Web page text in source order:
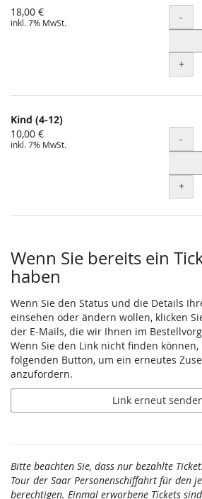
18,00 €
inkl. 7% MwSt. -
+
Kind (4-12)
10,00 €
inkl. 7% MwSt. -
+
Wenn Sie bereits ein
haben
Wenn Sie den Status und die Details
einsehen oder ändern wollen, klicken
der E-Mails, die wir Ihnen im
Wenn Sie den Link nicht finden können,
folgenden Button, um ein erneutes
anzufordern.
Link erneut
Bitte beachten Sie, dass nur bezahlte
Tour der Saar Personenschiffahrt für den
berechtigen. Einmal erworbene Tickets